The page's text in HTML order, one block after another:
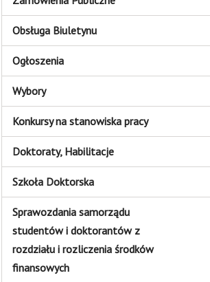
Obsługa Biuletynu
Ogłoszenia
Wybory
Konkursy na stanowiska pracy
Doktoraty, Habilitacje
Szkoła Doktorska
Sprawozdania samorządu
studentów i doktorantów z
rozdziału i rozliczenia środków
finansowych